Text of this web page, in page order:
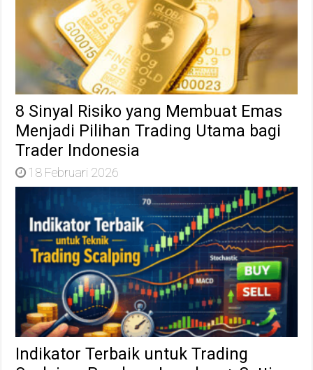
8 Sinyal Risiko yang Membuat Emas
Menjadi Pilihan Trading Utama bagi
Trader Indonesia
18 Februari 2026
Indikator Terbaik untuk Trading